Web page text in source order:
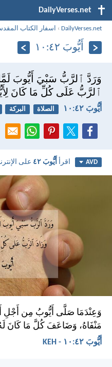
DailyVerses.net
DailyVerses.net
› اسفار الكتاب
أَيُّوبَ ٤٢:‏١٠
وَرَدَّ ٱلرَّبُّ سَبْيَ أَيُّوبَ
ٱلرَّبُّ عَلَى كُلِّ مَا كَانَ
أَيُّوبَ ٤٢:‏١٠ الصلاة البركة
AVD اقرأأَيُّوبَ ٤٢ على
وَعِنْدَمَا صَلَّى أَيُّوبُ مِن أَجْلِ
مَنْفَاهُ، وَضَاعَفَ كُلَّ مَا كَانَ
أَيُّوبَ ٤٢:‏١٠ - KEH